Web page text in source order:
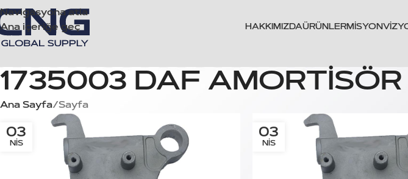
Navigasyona atla
Ana içeriğe geç
HAKKIMIZDAÜRÜNLERMISYON
1735003 DAF AMORTİSÖR
Ana Sayfa Sayfa
03
NIS
03
NIS